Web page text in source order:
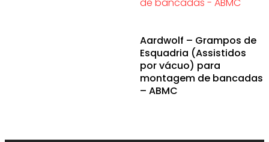
Aardwolf – Grampos de
Esquadria (Assistidos
por vácuo) para
montagem de bancadas
– ABMC